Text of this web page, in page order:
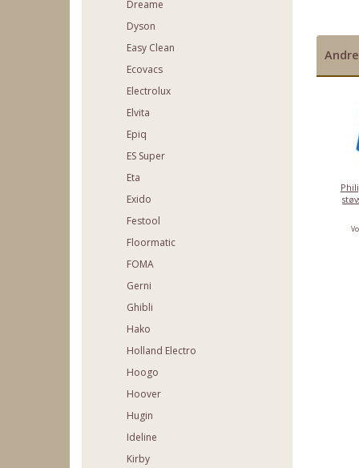
Dreame
Dyson
Easy Clean
Ecovacs
Electrolux
Elvita
Epiq
ES Super
Eta
Exido
Festool
Floormatic
FOMA
Gerni
Ghibli
Hako
Holland Electro
Hoogo
Hoover
Hugin
Ideline
Kirby